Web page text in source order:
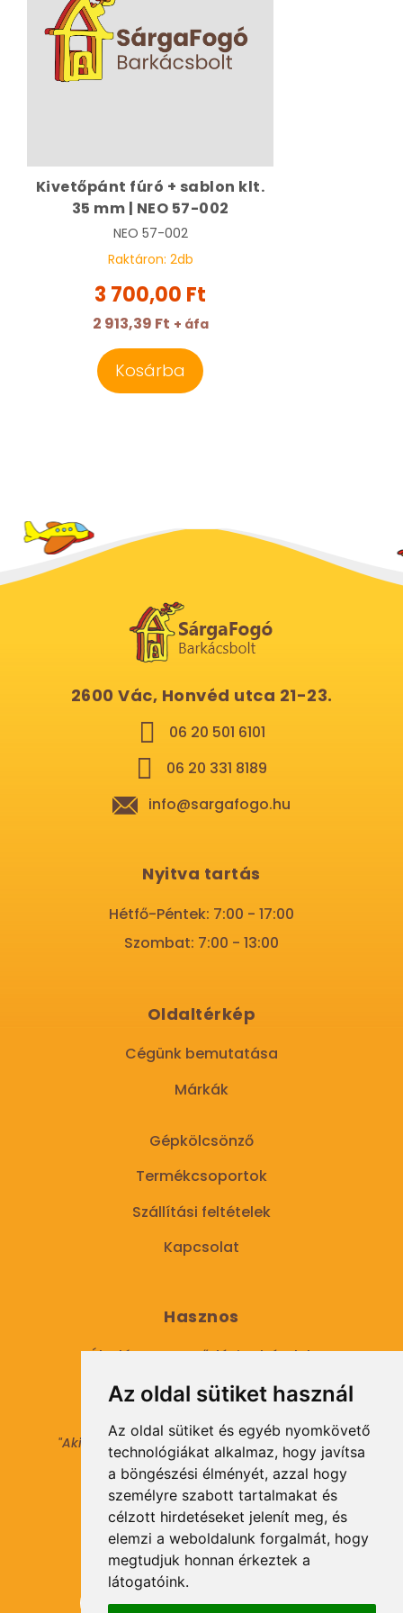
Az oldal sütiket használ
Az oldal sütiket és egyéb nyomkövető
technológiákat alkalmaz, hogy javítsa
a böngészési élményét, azzal hogy
személyre szabott tartalmakat és
célzott hirdetéseket jelenít meg, és
elemzi a weboldalunk forgalmát, hogy
megtudjuk honnan érkeztek a
látogatóink.
Kivetőpánt fúró + sablon klt.
35 mm | NEO 57-002
NEO 57-002
Raktáron: 2db
3 700,00 Ft
2 913,39 Ft + áfa
Kosárba
2600 Vác, Honvéd utca 21-23.
06 20 501 6101
06 20 331 8189
info@sargafogo.hu
Nyitva tartás
Hétfő-Péntek: 7:00 - 17:00
Szombat: 7:00 - 13:00
Oldaltérkép
Cégünk bemutatása
Márkák
Gépkölcsönző
Termékcsoportok
Szállítási feltételek
Kapcsolat
Hasznos
Általános Szerződési Feltételek
Adatkezelési tájékoztató
"Aki másokat nem tesz gazdaggá, maga sem
válhat azzá."
© 2021 Minden jog fenntartva.
Hírlevél Feliratkozás